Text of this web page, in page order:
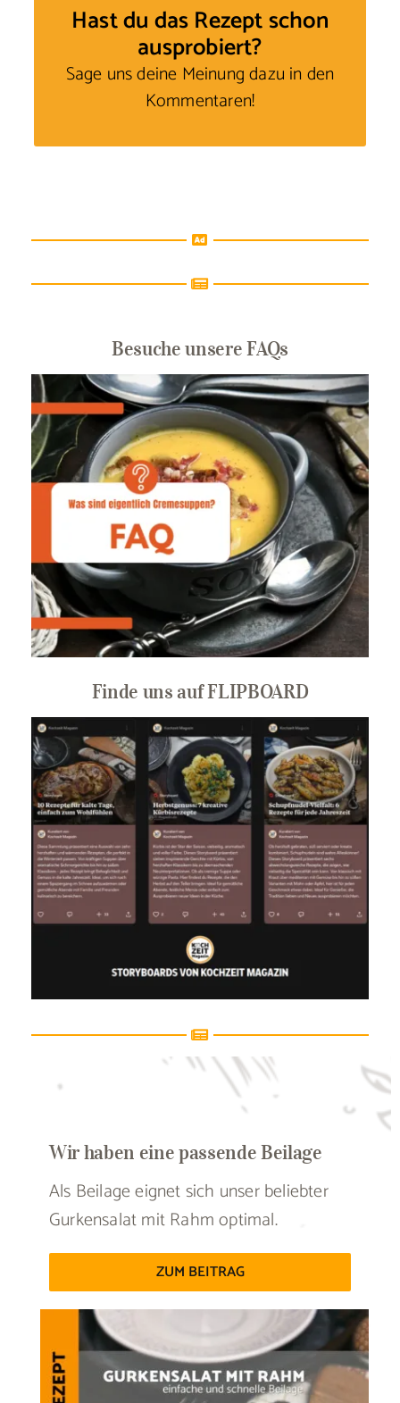
Hast du das Rezept schon
ausprobiert?
Sage uns deine Meinungdazu in den
Kommentaren!
Besuche unsere FAQs
Finde uns auf FLIPBOARD
Wir haben eine passende Beilage
Als Beilage eignet sich unser beliebter
Gurkensalat mit Rahm optimal.
ZUM BEITRAG